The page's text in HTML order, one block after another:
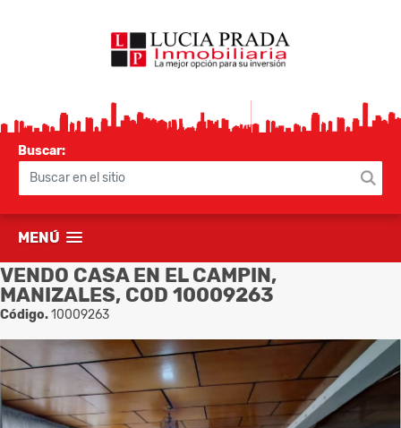
Buscar:
MENÚ
VENDO CASA EN EL CAMPIN,
MANIZALES, COD 10009263
Código.10009263